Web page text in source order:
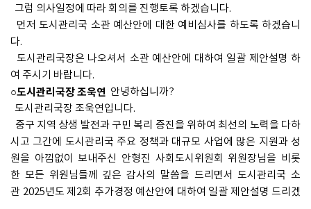
그럼 의사일정에 따라 회의를 진행토록 하겠습니다.
먼저 도시관리국 소관 예산안에 대한 예비심사를 하도록 하겠습니
다.
도시관리국장은 나오셔서 소관 예산안에 대하여 일괄 제안설명 하
여 주시기 바랍니다.
○도시관리국장 조욱연 안녕하십니까?
도시관리국장 조욱연입니다.
중구 지역 상생 발전과 구민 복리 증진을 위하여 최선의 노력을 다하
시고 그간에 도시관리국 주요 정책과 대규모 사업에 많은 지원과 성
원을 아낌없이 보내주신 안형진 사회도시위원회 위원장님을 비롯
한 모든 위원님들께 깊은 감사의 말씀을 드리면서 도시관리국 소
관 2025년도 제2회 추가경정 예산안에 대하여 일괄 제안설명 드리겠